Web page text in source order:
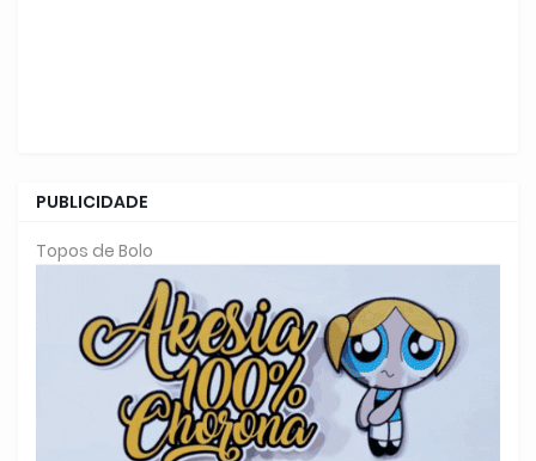
PUBLICIDADE
Topos de Bolo